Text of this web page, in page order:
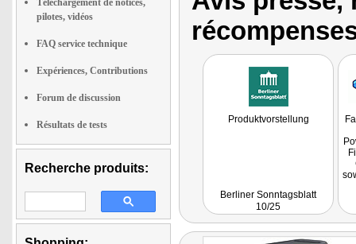
Téléchargement de notices,
pilotes, vidéos
FAQ service technique
Expériences, Contributions
Forum de discussion
Résultats de tests
Recherche produits:
Produktvorstellung
Berliner Sonntagsblatt
10/25